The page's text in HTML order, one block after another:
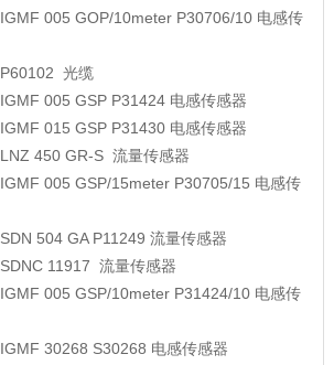
IGMF 005 GOP/10meter P30706/10 电感传
P60102 光缆
IGMF 005 GSP P31424 电感传感器
IGMF 015 GSP P31430 电感传感器
LNZ 450 GR-S 流量传感器
IGMF 005 GSP/15meter P30705/15 电感传
SDN 504 GA P11249 流量传感器
SDNC 11917 流量传感器
IGMF 005 GSP/10meter P31424/10 电感传
IGMF 30268 S30268 电感传感器